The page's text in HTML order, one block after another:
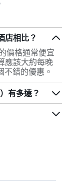
店相比？
價格通常便宜
應該大約每晚
不錯的優惠。
有多遠？